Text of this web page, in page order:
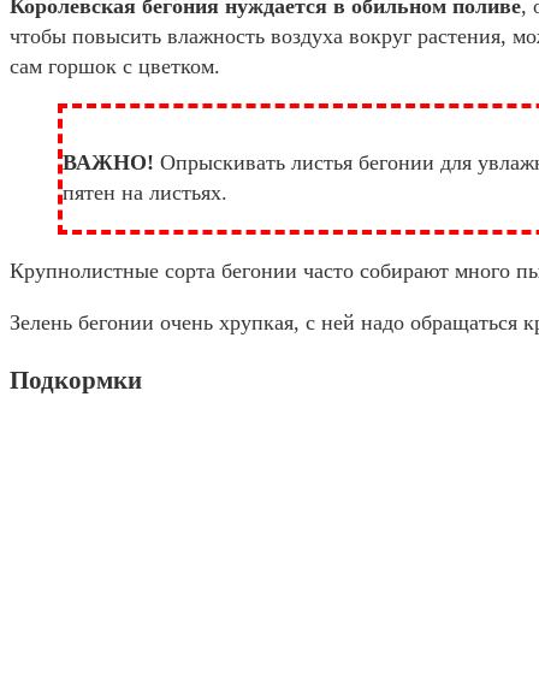
Королевская бегония нуждается в обильном поливе,
чтобы повысить влажность воздуха вокруг растения,
сам горшок с цветком.
ВАЖНО! Опрыскивать листья бегонии для
пятен на листьях.
Крупнолистные сорта бегонии часто собирают много
Зелень бегонии очень хрупкая, с ней надо обращаться
Подкормки